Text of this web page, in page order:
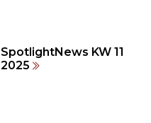
SpotlightNews KW 11
2025